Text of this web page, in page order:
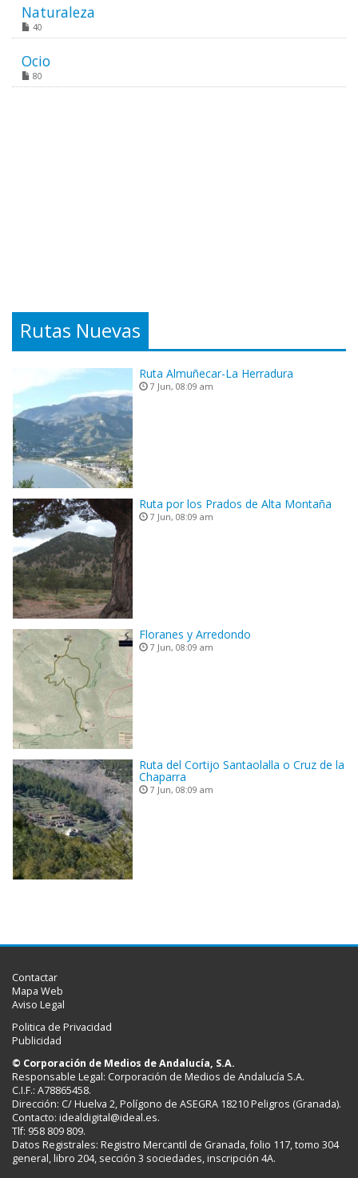
Naturaleza
40
Ocio
80
Rutas Nuevas
Ruta Almuñecar-La Herradura
7 Jun, 08:09 am
Ruta por los Prados de Alta Montaña
7 Jun, 08:09 am
Floranes y Arredondo
7 Jun, 08:09 am
Ruta del Cortijo Santaolalla o Cruz de la
Chaparra
7 Jun, 08:09 am
Contactar
Mapa Web
Aviso Legal
Politica de Privacidad
Publicidad
© Corporación de Medios de Andalucía, S.A.
Responsable Legal: Corporación de Medios de Andalucía S.A.
C.I.F.: A78865458.
Dirección: C/ Huelva 2, Polígono de ASEGRA 18210 Peligros (Granada).
Contacto: idealdigital@ideal.es.
Tlf: 958 809 809.
Datos Registrales: Registro Mercantil de Granada, folio 117, tomo 304
general, libro 204, sección 3 sociedades, inscripción 4A.